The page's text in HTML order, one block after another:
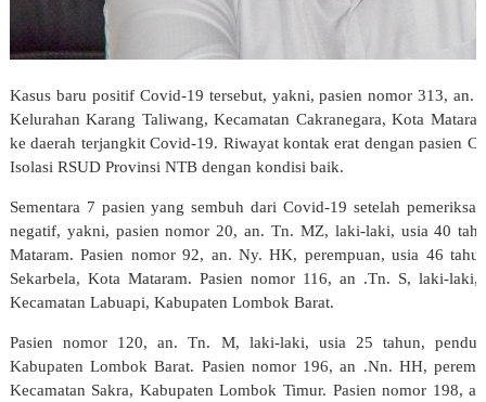
Kasus baru positif Covid-19 tersebut, yakni, pasien nomor 313,
Kelurahan Karang Taliwang, Kecamatan Cakranegara, Kota
ke daerah terjangkit Covid-19. Riwayat kontak erat dengan pasien
Isolasi RSUD Provinsi NTB dengan kondisi baik.
Sementara 7 pasien yang sembuh dari Covid-19 setelah
negatif, yakni, pasien nomor 20, an. Tn. MZ, laki-laki, usia 40
Mataram.Pasien nomor 92, an. Ny. HK, perempuan, usia 46
Sekarbela, Kota Mataram. Pasien nomor 116, an .Tn. S, laki-laki,
Kecamatan Labuapi, Kabupaten Lombok Barat.
Pasien nomor 120, an. Tn. M, laki-laki, usia 25 tahun,
Kabupaten Lombok Barat. Pasien nomor 196, an .Nn. HH,
Kecamatan Sakra, Kabupaten Lombok Timur. Pasien nomor 198,